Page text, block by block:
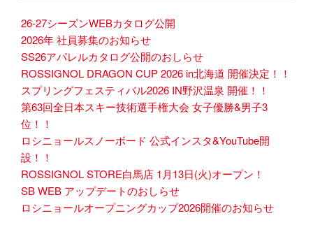
26-27シーズンWEBカタログ公開
2026年 社員募集のお知らせ
SS26アパレルカタログ公開のおしらせ
ROSSIGNOL DRAGON CUP 2026 in北海道 開催決定！！
スプリングフェスティバル2026 IN野沢温泉 開催！！
第63回全日本スキー技術選手権大会 女子優勝&男子3
位！！
ロシニョールスノーボード 公式インスタ&YouTube開
設！！
ROSSIGNOL STORE白馬店 1月13日(火)オープン！
SB WEB アップデートのおしらせ
ロシニョールオープニングカップ2026開催のお知らせ